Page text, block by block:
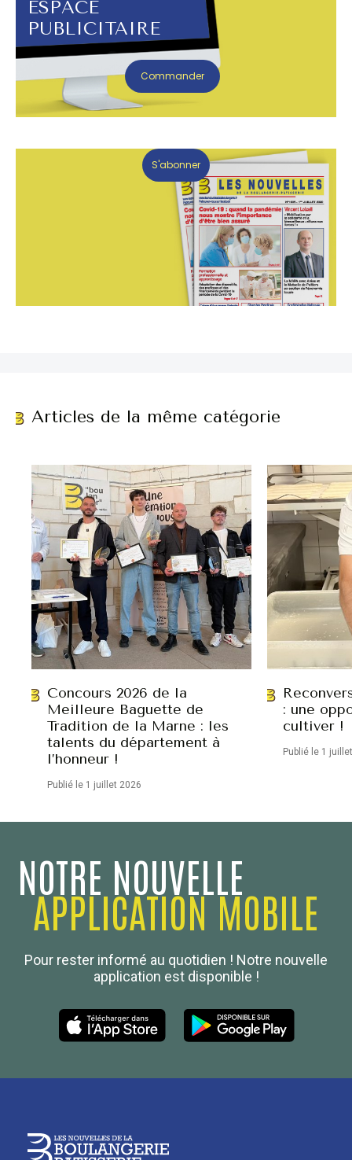
ESPACE
PUBLICITAIRE
Commander
S'abonner
Articles de la même catégorie
Concours 2026 de la
Meilleure Baguette de
Tradition de la Marne : les
talents du département à
l’honneur !
Publié le 1 juillet 2026
: une
cultiver !
Publié le 1
NOTRE NOUVELLE
APPLICATION MOBILE
Pour rester informé au quotidien ! Notre nouvelle
application est disponible !
Boulanger de France
Les Nouvelles de la Boulangerie-Pâtisserie Française
27, av d’Eylau - 75782 Paris Cédex 16
01 53 70 16 25